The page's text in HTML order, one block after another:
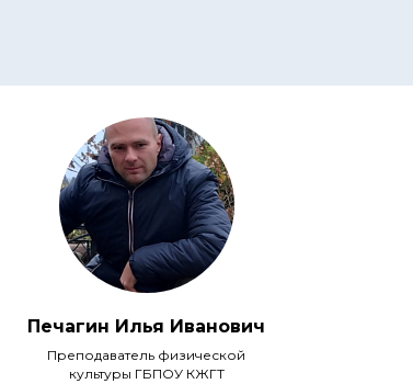
Печагин Илья Иванович
Преподаватель физической
культуры ГБПОУ КЖГТ